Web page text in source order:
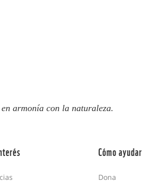
armonía con la naturaleza.
Cómo ayudar
Dona